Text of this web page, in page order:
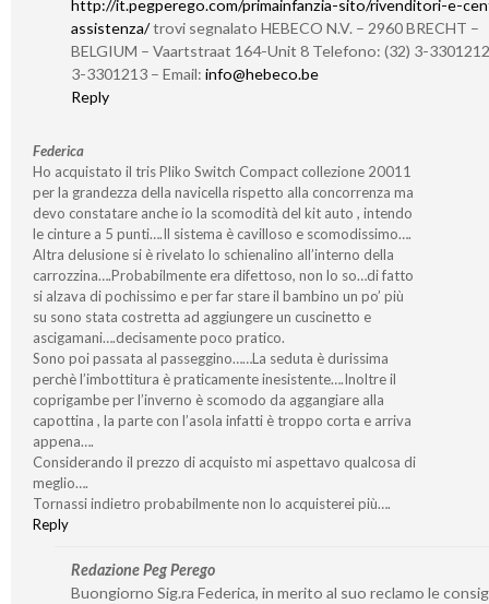
http://it.pegperego.com/primainfanzia-sito/rivenditori-e-
assistenza/trovi segnalato HEBECO N.V. – 2960 BRECHT –
BELGIUM – Vaartstraat 164-Unit 8 Telefono: (32) 3-3301212
3-3301213 – Email: info@hebeco.be
Reply
Federica
Ho acquistato il tris Pliko Switch Compact collezione 20011
per la grandezza della navicella rispetto alla concorrenza ma
devo constatare anche io la scomodità del kit auto , intendo
le cinture a 5 punti….Il sistema è cavilloso e scomodissimo….
Altra delusione si è rivelato lo schienalino all’interno della
carrozzina….Probabilmente era difettoso, non lo so…di fatto
si alzava di pochissimo e per far stare il bambino un po’ più
su sono stata costretta ad aggiungere un cuscinetto e
ascigamani….decisamente poco pratico.
Sono poi passata al passeggino……La seduta è durissima
perchè l’imbottitura è praticamente inesistente….Inoltre il
coprigambe per l’inverno è scomodo da aggangiare alla
capottina , la parte con l’asola infatti è troppo corta e arriva
appena….
Considerando il prezzo di acquisto mi aspettavo qualcosa di
meglio….
Tornassi indietro probabilmente non lo acquisterei più….
Reply
Redazione Peg Perego
Buongiorno Sig.ra Federica, in merito al suo reclamo le